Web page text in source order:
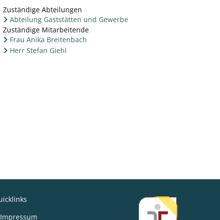
Zuständige Abteilungen
Abteilung Gaststätten und Gewerbe
Zuständige Mitarbeitende
Frau Anika Breitenbach
Herr Stefan Giehl
Impressum